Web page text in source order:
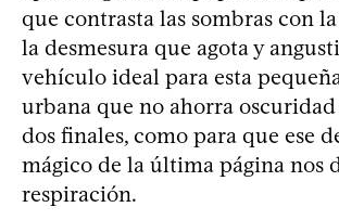
que contrasta las sombras con
la desmesura que agota y
vehículo ideal para esta
urbana que no ahorra oscuridad
dos finales, como para que ese
mágico de la última página nos
respiración.